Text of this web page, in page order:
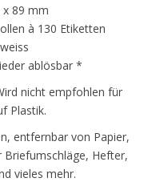
x 89 mm
à 130 Etiketten
ablösbar *
nicht empfohlen für
Plastik.
entfernbar von Papier,
Briefumschläge, Hefter,
vieles mehr.